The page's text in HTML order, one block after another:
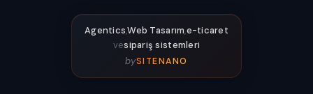
Agentics,Web Tasarım,e-ticaret
vesipariş sistemleri
bySITENANO